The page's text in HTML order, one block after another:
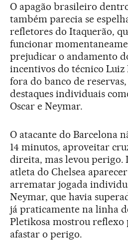
O apagão brasileiro
também parecia se
refletores do Itaquerão,
funcionar
prejudicar o andamento
incentivos do técnico Luiz
fora do banco de
destaques individuais
Oscar e Neymar.
O atacante do Barcelona
14 minutos, aproveitar
direita, mas levou perigo.
atleta do Chelsea
arrematar jogada
Neymar, que havia
já praticamente na linha
Pletikosa mostrou reflexo
afastar o perigo.